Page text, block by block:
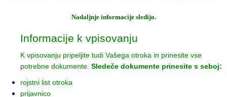
Nadaljnje informacije sledijo.
Informacije k vpisovanju
K vpisovanju pripeljite tudi Vašega otroka in prinesite vse
potrebne dokumente. Sledeče dokumente prinesite s seboj:
rojstni list otroka
prijavnico